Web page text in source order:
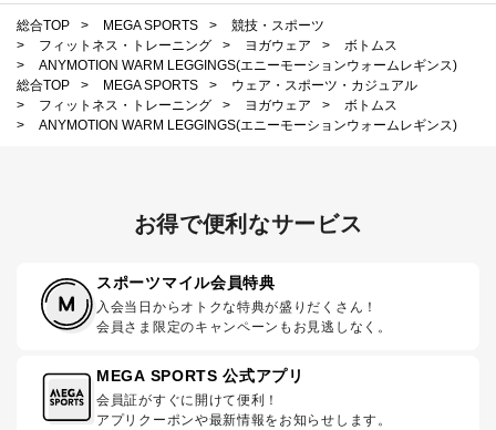
総合TOP > MEGA SPORTS >
競技・スポーツ
>
フィットネス・トレーニング > ヨガウェア >
ボトムス
>
ANYMOTION WARM LEGGINGS(エニーモーションウォームレギンス)
総合TOP
> MEGA SPORTS >
ウェア・スポーツ・カジュアル
>
フィットネス・トレーニング > ヨガウェア >
ボトムス
>
ANYMOTION WARM LEGGINGS(エニーモーションウォームレギンス)
お得で便利なサービス
スポーツマイル会員特典
入会当日からオトクな特典が盛りだくさん！
会員さま限定のキャンペーンもお見逃しなく。
MEGA SPORTS 公式アプリ
会員証がすぐに開けて便利！
アプリクーポンや最新情報をお知らせします。